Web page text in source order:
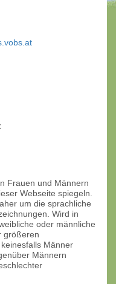
Frauen und Männern
Webseite spiegeln.
um die sprachliche
Wird in
oder männliche
größeren
Männer
Männern